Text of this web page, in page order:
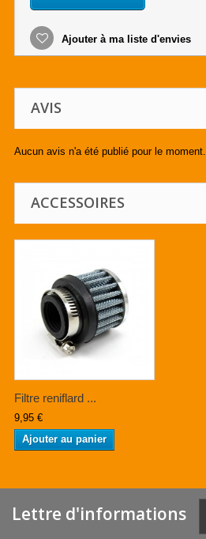
Ajouter à ma liste d'envies
AVIS
Aucun avis n'a été publié pour le moment.
ACCESSOIRES
Filtre reniflard ...
9,95 €
Ajouter au panier
Lettre d'informations